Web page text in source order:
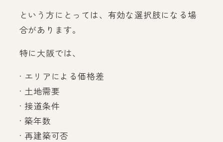
という方にとっては、有効な選択肢になる場
合があります。
特に大阪では、
· エリアによる価格差
· 土地需要
· 接道条件
· 築年数
· 再建築可否